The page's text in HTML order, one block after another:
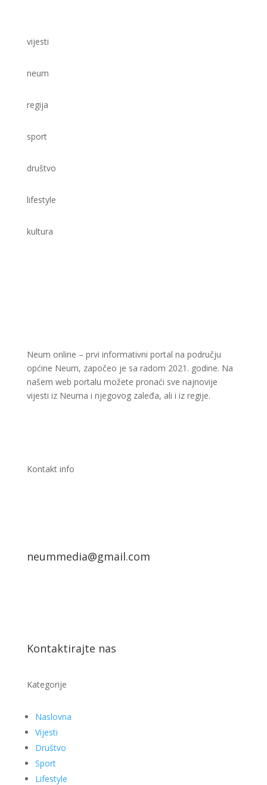
vijesti
neum
regija
sport
društvo
lifestyle
kultura
Neum online – prvi informativni portal na području
općine Neum, započeo je sa radom 2021. godine. Na
našem web portalu možete pronaći sve najnovije
vijesti iz Neuma i njegovog zaleđa, ali i iz regije.
Kontakt info
neummedia@gmail.com
Kontaktirajte nas
Kategorije
Naslovna
Vijesti
Društvo
Sport
Lifestyle